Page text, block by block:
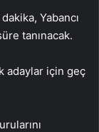
Yabancı
tanınacak.
adaylar için geç